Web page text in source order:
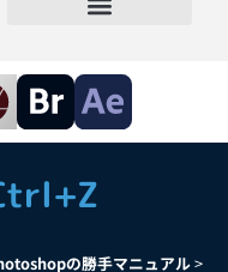
の勝手マニュアル>